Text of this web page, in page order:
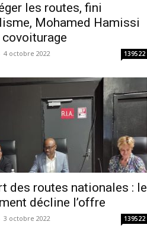
les routes, fini
Mohamed Hamissi
covoiturage
4 octobre 2022 139522
des routes nationales : le
décline l’offre
3 octobre 2022 139522